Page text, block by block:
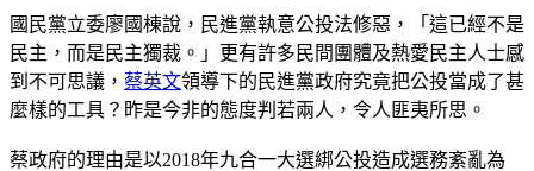
國民黨立委廖國棟說，民進黨執意公投法修惡，「這已經不是
民主，而是民主獨裁。」更有許多民間團體及熱愛民主人士感
到不可思議， 蔡英文領導下的民進黨政府究竟把公投當成了甚
麼樣的工具？昨是今非的態度判若兩人，令人匪夷所思。
蔡政府的理由是以2018年九合一大選綁公投造成選務紊亂為